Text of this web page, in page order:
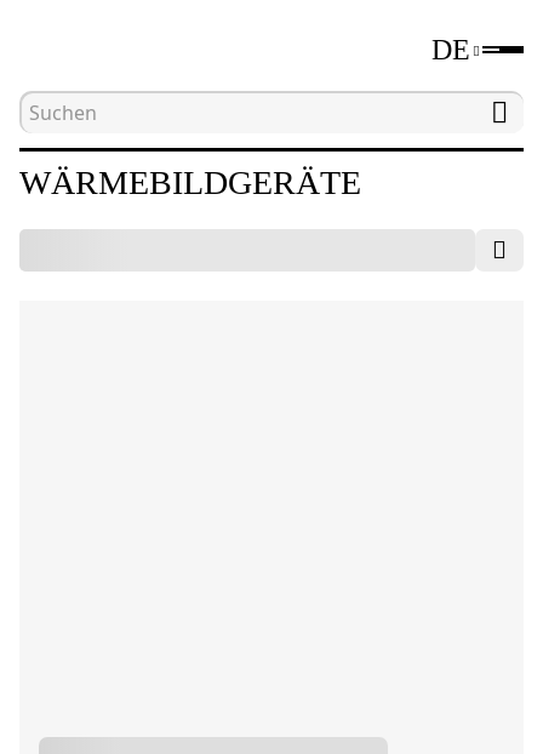
DE
Hauptseite Geräte für
WÄRMEBILDGERÄTE